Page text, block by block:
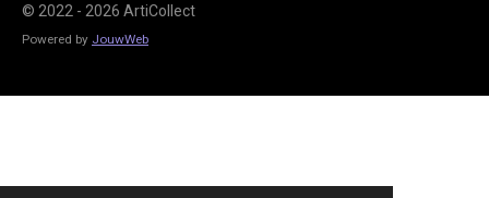
© 2022 - 2026 ArtiCollect
Powered by JouwWeb